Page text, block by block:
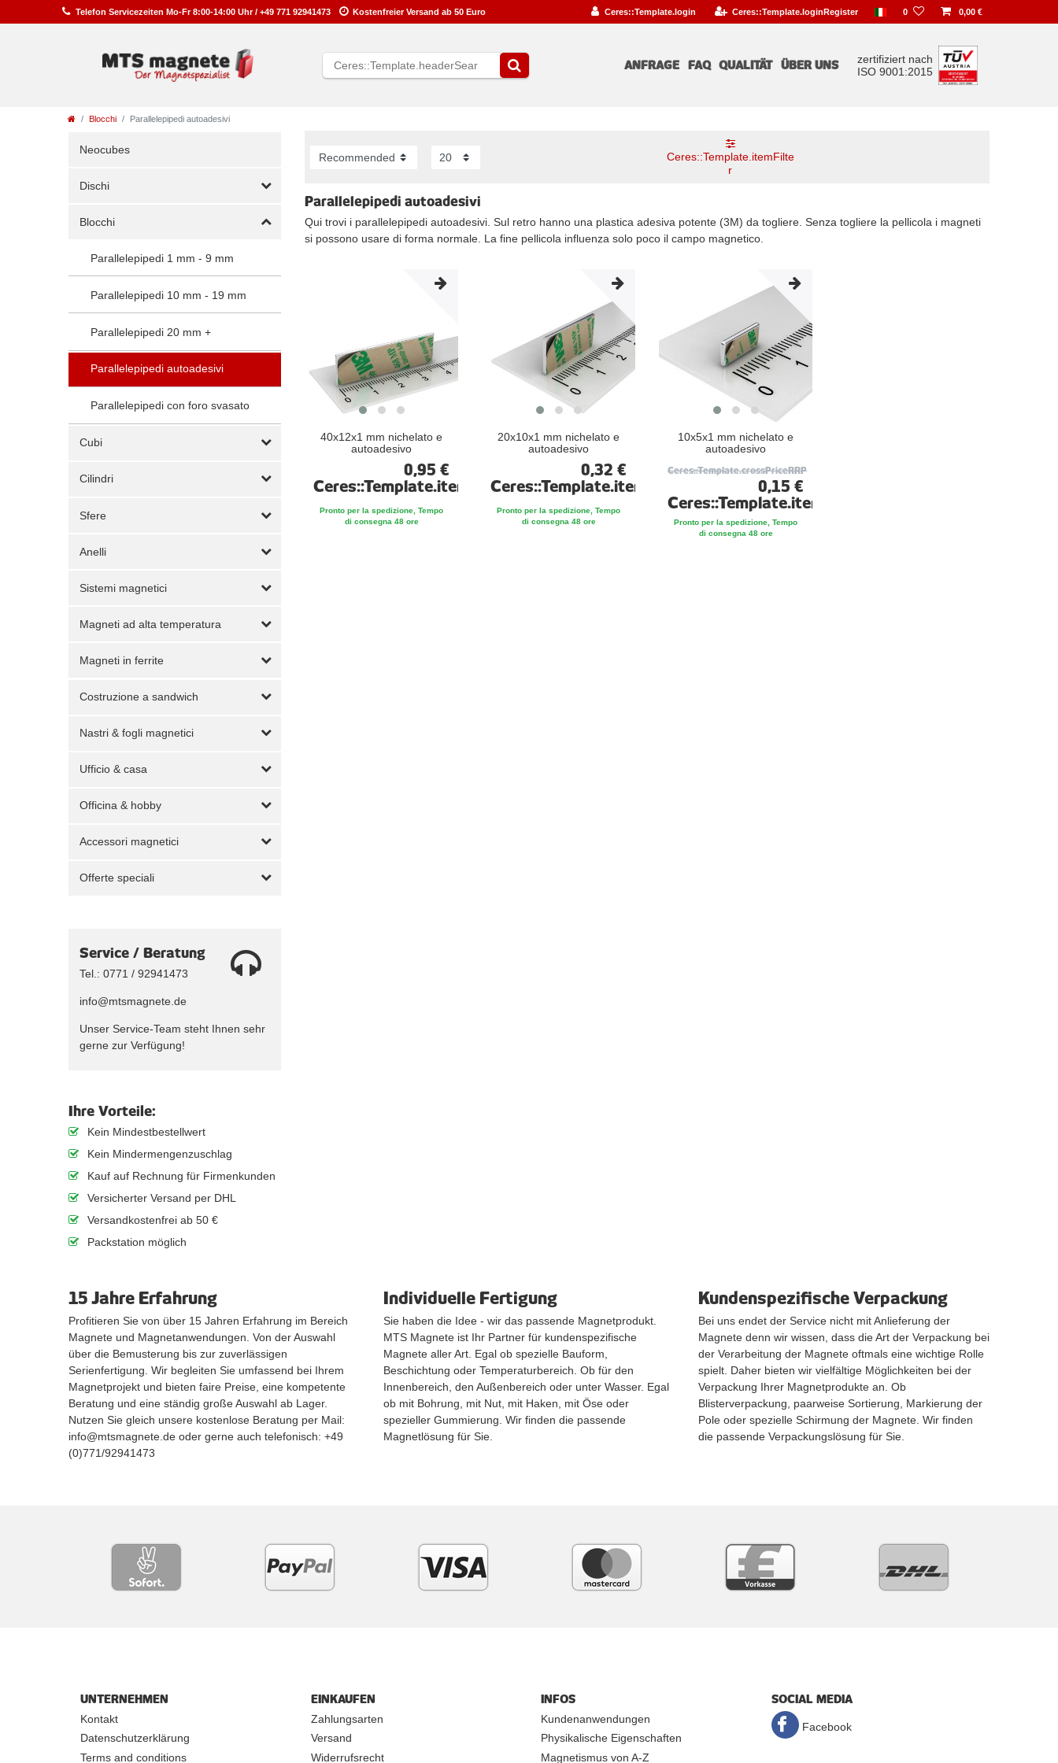
Telefon Servicezeiten Mo-Fr 8:00-14:00 Uhr / +49 771 92941473 Kostenfreier Versand ab 50 Euro Ceres::Template.login Ceres::Template.loginRegister 0 0,00 €
ANFRAGE FAQ QUALITÄT ÜBER UNS
zertifiziert nach
ISO 9001:2015
Blocchi Parallelepipedi autoadesivi
Neocubes
Dischi
Blocchi
Parallelepipedi 1 mm - 9 mm
Parallelepipedi 10 mm - 19 mm
Parallelepipedi 20 mm +
Parallelepipedi autoadesivi
Parallelepipedi con foro svasato
Cubi
Cilindri
Sfere
Anelli
Sistemi magnetici
Magneti ad alta temperatura
Magneti in ferrite
Costruzione a sandwich
Nastri & fogli magnetici
Ufficio & casa
Officina & hobby
Accessori magnetici
Offerte speciali
Service / Beratung
Tel.: 0771 / 92941473
info@mtsmagnete.de
Unser Service-Team steht Ihnen sehr
gerne zur Verfügung!
Ihre Vorteile:
Kein Mindestbestellwert
Kein Mindermengenzuschlag
Kauf auf Rechnung für Firmenkunden
Versicherter Versand per DHL
Versandkostenfrei ab 50 €
Packstation möglich
Ceres::Template.itemFilte
r
Parallelepipedi autoadesivi
Qui trovi i parallelepipedi autoadesivi. Sul retro hanno una plastica adesiva potente (3M) da togliere. Senza togliere la pellicola i magneti
si possono usare di forma normale. La fine pellicola influenza solo poco il campo magnetico.
40x12x1 mm nichelato e
autoadesivo
0,95 €
Ceres::Template.itemFootnote
Pronto per la spedizione, Tempo
di consegna 48 ore
20x10x1 mm nichelato e
autoadesivo
0,32 €
Ceres::Template.itemFootnote
Pronto per la spedizione, Tempo
di consegna 48 ore
10x5x1 mm nichelato e
autoadesivo
Ceres::Template.crossPriceRRP
0,15 €
Ceres::Template.itemFootnote
Pronto per la spedizione, Tempo
di consegna 48 ore
15 Jahre Erfahrung
Profitieren Sie von über 15 Jahren Erfahrung im Bereich
Magnete und Magnetanwendungen. Von der Auswahl
über die Bemusterung bis zur zuverlässigen
Serienfertigung. Wir begleiten Sie umfassend bei Ihrem
Magnetprojekt und bieten faire Preise, eine kompetente
Beratung und eine ständig große Auswahl ab Lager.
Nutzen Sie gleich unsere kostenlose Beratung per Mail:
info@mtsmagnete.de oder gerne auch telefonisch: +49
(0)771/92941473
Individuelle Fertigung
Sie haben die Idee - wir das passende Magnetprodukt.
MTS Magnete ist Ihr Partner für kundenspezifische
Magnete aller Art. Egal ob spezielle Bauform,
Beschichtung oder Temperaturbereich. Ob für den
Innenbereich, den Außenbereich oder unter Wasser. Egal
ob mit Bohrung, mit Nut, mit Haken, mit Öse oder
spezieller Gummierung. Wir finden die passende
Magnetlösung für Sie.
Kundenspezifische Verpackung
Bei uns endet der Service nicht mit Anlieferung der
Magnete denn wir wissen, dass die Art der Verpackung bei
der Verarbeitung der Magnete oftmals eine wichtige Rolle
spielt. Daher bieten wir vielfältige Möglichkeiten bei der
Verpackung Ihrer Magnetprodukte an. Ob
Blisterverpackung, paarweise Sortierung, Markierung der
Pole oder spezielle Schirmung der Magnete. Wir finden
die passende Verpackungslösung für Sie.
UNTERNEHMEN
Kontakt
Datenschutzerklärung
Terms and conditions
EINKAUFEN
Zahlungsarten
Versand
Widerrufsrecht
INFOS
Kundenanwendungen
Physikalische Eigenschaften
Magnetismus von A-Z
SOCIAL MEDIA
Facebook